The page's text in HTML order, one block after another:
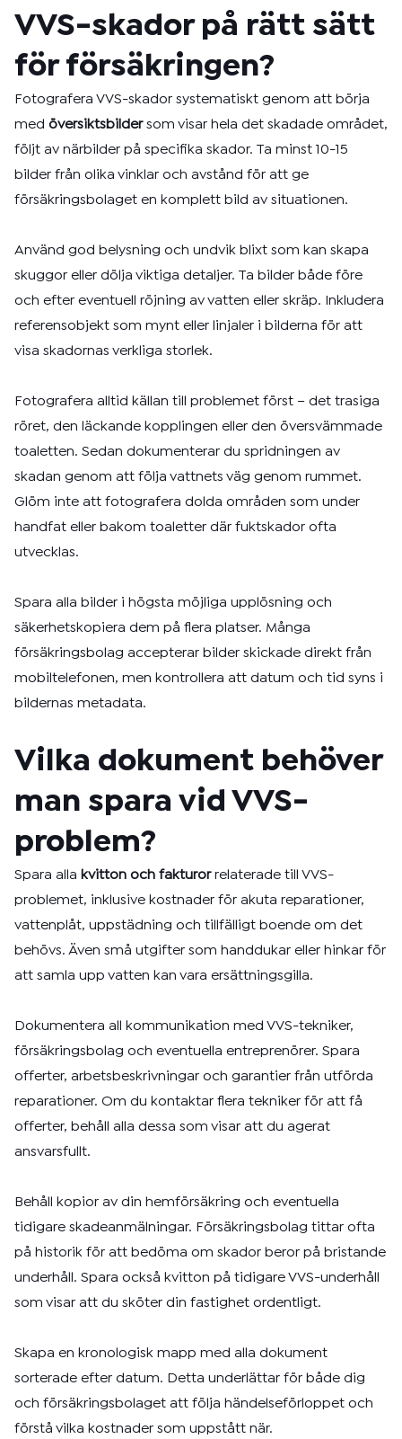
VVS-skador på rätt sätt
för försäkringen?
Fotografera VVS-skador systematiskt genom att börja
med översiktsbildersom visar hela det skadade området,
följt av närbilder på specifika skador. Ta minst 10-15
bilder från olika vinklar och avstånd för att ge
försäkringsbolaget en komplett bild av situationen.
Använd god belysning och undvik blixt som kan skapa
skuggor eller dölja viktiga detaljer. Ta bilder både före
och efter eventuell röjning av vatten eller skräp. Inkludera
referensobjekt som mynt eller linjaler i bilderna för att
visa skadornas verkliga storlek.
Fotografera alltid källan till problemet först – det trasiga
röret, den läckande kopplingen eller den översvämmade
toaletten. Sedan dokumenterar du spridningen av
skadan genom att följa vattnets väg genom rummet.
Glöm inte att fotografera dolda områden som under
handfat eller bakom toaletter där fuktskador ofta
utvecklas.
Spara alla bilder i högsta möjliga upplösning och
säkerhetskopiera dem på flera platser. Många
försäkringsbolag accepterar bilder skickade direkt från
mobiltelefonen, men kontrollera att datum och tid syns i
bildernas metadata.
Vilka dokument behöver
man spara vid VVS-
problem?
Spara alla kvitton och fakturorrelaterade till VVS-
problemet, inklusive kostnader för akuta reparationer,
vattenplåt, uppstädning och tillfälligt boende om det
behövs. Även små utgifter som handdukar eller hinkar för
att samla upp vatten kan vara ersättningsgilla.
Dokumentera all kommunikation med VVS-tekniker,
försäkringsbolag och eventuella entreprenörer. Spara
offerter, arbetsbeskrivningar och garantier från utförda
reparationer. Om du kontaktar flera tekniker för att få
offerter, behåll alla dessa som visar att du agerat
ansvarsfullt.
Behåll kopior av din hemförsäkring och eventuella
tidigare skadeanmälningar. Försäkringsbolag tittar ofta
på historik för att bedöma om skador beror på bristande
underhåll. Spara också kvitton på tidigare VVS-underhåll
som visar att du sköter din fastighet ordentligt.
Skapa en kronologisk mapp med alla dokument
sorterade efter datum. Detta underlättar för både dig
och försäkringsbolaget att följa händelseförloppet och
förstå vilka kostnader som uppstått när.